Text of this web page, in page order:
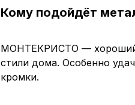
Кому подойдёт
МОНТЕКРИСТО — хороший
стили дома. Особенно
кромки.